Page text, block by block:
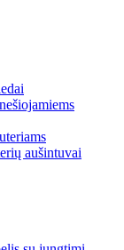
aušintuvai